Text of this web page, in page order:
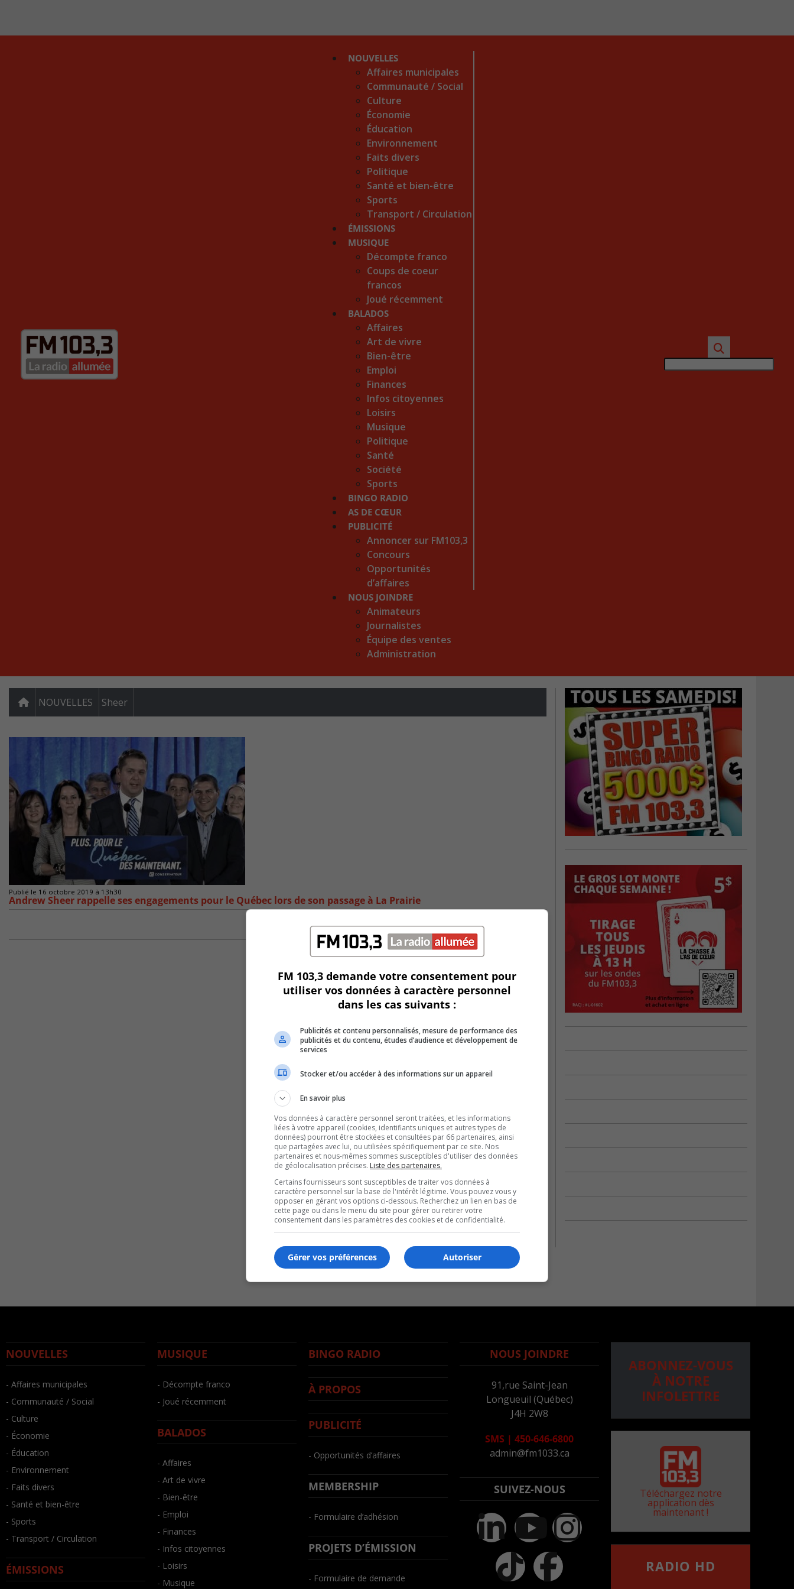
NOUVELLES
Affaires municipales
Communauté / Social
Culture
Économie
Éducation
Environnement
Faits divers
Politique
Santé et bien-être
Sports
Transport / Circulation
ÉMISSIONS
MUSIQUE
Décompte franco
Coups de coeur
francos
Joué récemment
BALADOS
Affaires
Art de vivre
Bien-être
Emploi
Finances
Infos citoyennes
Loisirs
Musique
Politique
Santé
Société
Sports
BINGO RADIO
AS DE CŒUR
PUBLICITÉ
Annoncer sur FM103,3
Concours
Opportunités
d’affaires
NOUS JOINDRE
Animateurs
Journalistes
Équipe des ventes
Administration
NOUVELLES Sheer
Publié le 16 octobre 2019 à 13h30
Andrew Sheer rappelle ses engagements pour le Québec lors de son passage à La Prairie
NOUVELLES
- Affaires municipales
- Communauté / Social
- Culture
- Économie
- Éducation
- Environnement
- Faits divers
- Santé et bien-être
- Sports
- Transport / Circulation
ÉMISSIONS
MUSIQUE
- Décompte franco
- Joué récemment
BALADOS
- Affaires
- Art de vivre
- Bien-être
- Emploi
- Finances
- Infos citoyennes
- Loisirs
- Musique
BINGO RADIO
À PROPOS
PUBLICITÉ
- Opportunités d’affaires
MEMBERSHIP
- Formulaire d’adhésion
PROJETS D’ÉMISSION
- Formulaire de demande
NOUS JOINDRE
91,rue Saint-Jean
Longueuil (Québec)
J4H 2W8
SMS | 450-646-6800
admin@fm1033.ca
SUIVEZ-NOUS
ABONNEZ-VOUS
À NOTRE
INFOLETTRE
Téléchargez notre
application dès
maintenant !
RADIO HD
FM 103,3 demande votre consentement pour
utiliser vos données à caractère personnel
dans les cas suivants :
Publicités et contenu personnalisés, mesure de performance des
publicités et du contenu, études d’audience et développement de
services
Stocker et/ou accéder à des informations sur un appareil
En savoir plus
Vos données à caractère personnel seront traitées, et les informations
liées à votre appareil (cookies, identifiants uniques et autres types de
données) pourront être stockées et consultées par 66 partenaires, ainsi
que partagées avec lui, ou utilisées spécifiquement par ce site. Nos
partenaires et nous-mêmes sommes susceptibles d'utiliser des données
de géolocalisation précises. Liste des partenaires.
Certains fournisseurs sont susceptibles de traiter vos données à
caractère personnel sur la base de l'intérêt légitime. Vous pouvez vous y
opposer en gérant vos options ci-dessous. Recherchez un lien en bas de
cette page ou dans le menu du site pour gérer ou retirer votre
consentement dans les paramètres des cookies et de confidentialité.
Autoriser
Gérer vos préférences